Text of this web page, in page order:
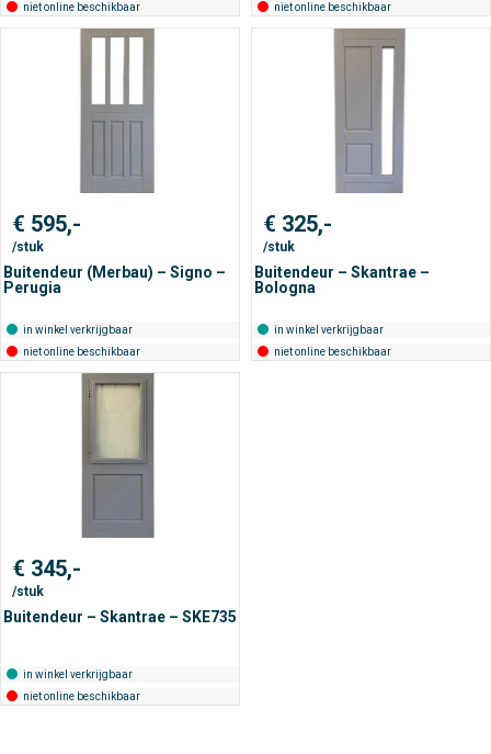
niet online beschikbaar
niet online beschikbaar
€ 595,-
/stuk
Buitendeur (Merbau) – Signo –
Perugia
in winkel verkrijgbaar
niet online beschikbaar
€ 325,-
/stuk
Buitendeur – Skantrae –
Bologna
in winkel verkrijgbaar
niet online beschikbaar
€ 345,-
/stuk
Buitendeur – Skantrae – SKE735
in winkel verkrijgbaar
niet online beschikbaar